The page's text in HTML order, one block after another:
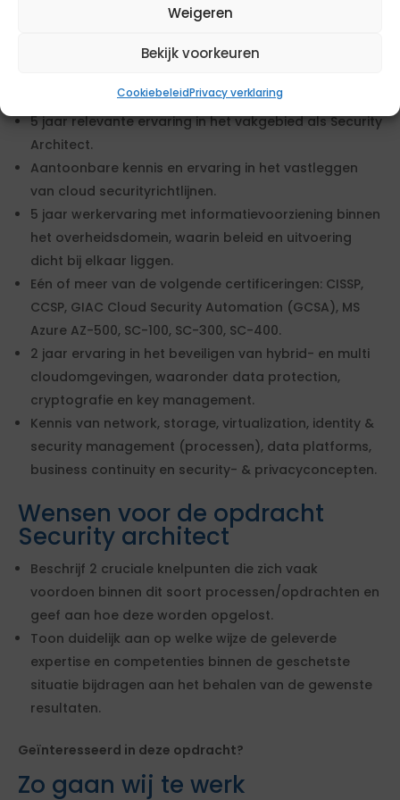
Weigeren
Bekijk voorkeuren
CookiebeleidPrivacy verklaring
van cloud security en controles.
jaar ervaring in het securitydomein waarbij
binnen deze opdracht.
5 jaar relevante ervaring in het vakgebied als Security
Architect.
Aantoonbare kennis en ervaring in het vastleggen
van cloud securityrichtlijnen.
5 jaar werkervaring met informatievoorziening binnen
het overheidsdomein, waarin beleid en uitvoering
dicht bij elkaar liggen.
Eén of meer van de volgende certificeringen: CISSP,
CCSP, GIAC Cloud Security Automation (GCSA), MS
Azure AZ-500, SC-100, SC-300, SC-400.
2 jaar ervaring in het beveiligen van hybrid- en multi
cloudomgevingen, waaronder data protection,
cryptografie en key management.
Kennis van network, storage, virtualization, identity &
security management (processen), data platforms,
business continuity en security- & privacyconcepten.
Wensen voor de opdracht
Security architect
Beschrijf 2 cruciale knelpunten die zich vaak
voordoen binnen dit soort processen/opdrachten en
geef aan hoe deze worden opgelost.
Toon duidelijk aan op welke wijze de geleverde
expertise en competenties binnen de geschetste
situatie bijdragen aan het behalen van de gewenste
resultaten.
Geïnteresseerd in deze opdracht?
Zo gaan wij te werk